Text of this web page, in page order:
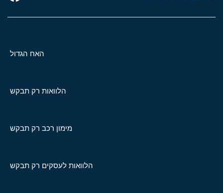
האח הגדול
הלוואות רק תבקש
מימון רכב רק תבקש
הלוואות לעסקים רק תבקש